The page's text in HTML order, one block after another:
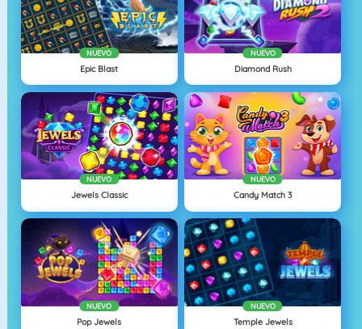
NUEVO
Epic Blast
NUEVO
Diamond Rush
NUEVO
Jewels Classic
NUEVO
Candy Match 3
NUEVO
Pop Jewels
NUEVO
Temple Jewels